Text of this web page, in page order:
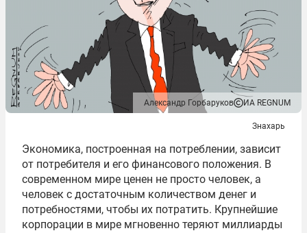
Александр Горбаруков ИА REGNUM
Знахарь
Экономика, построенная на потреблении, зависит
от потребителя и его финансового положения. В
современном мире ценен не просто человек, а
человек с достаточным количеством денег и
потребностями, чтобы их потратить. Крупнейшие
корпорации в мире мгновенно теряют миллиарды